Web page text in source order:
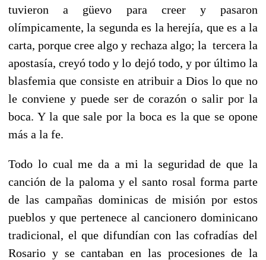
tuvieron a güevo para creer y pasaron
olímpicamente, la segunda es la herejía, que es a la
carta, porque cree algo y rechaza algo; la tercera la
apostasía, creyó todo y lo dejó todo, y por último la
blasfemia que consiste en atribuir a Dios lo que no
le conviene y puede ser de corazón o salir por la
boca. Y la que sale por la boca es la que se opone
más a la fe.
Todo lo cual me da a mi la seguridad de que la
canción de la paloma y el santo rosal forma parte
de las campañas dominicas de misión por estos
pueblos y que pertenece al cancionero dominicano
tradicional, el que difundían con las cofradías del
Rosario y se cantaban en las procesiones de la